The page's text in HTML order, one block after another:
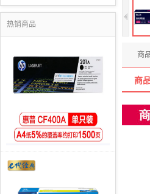
热销商品
商
商